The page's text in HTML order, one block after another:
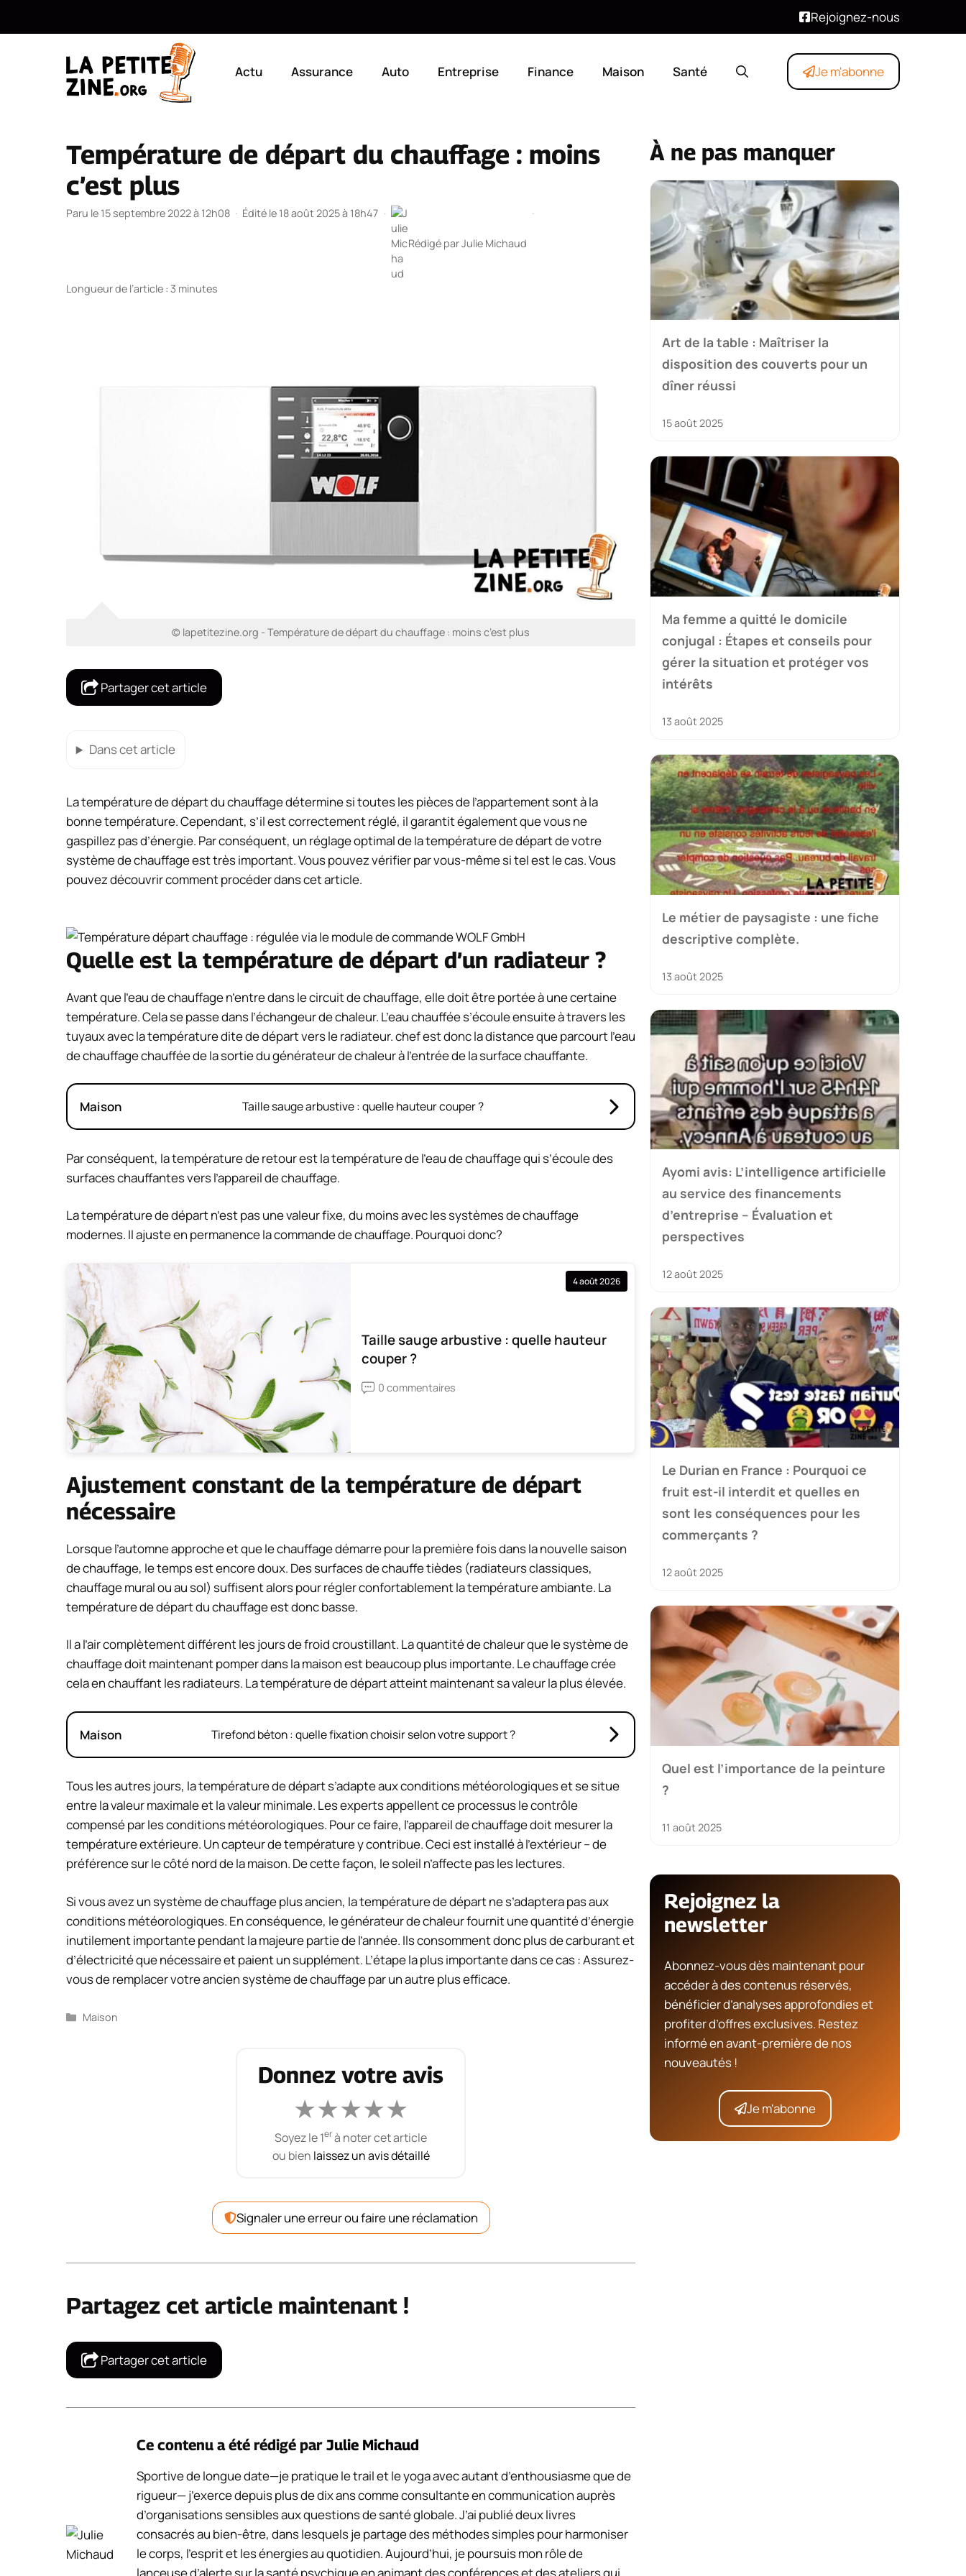
Rejoignez-nous
Actu Assurance Auto Entreprise Finance Maison Santé Je m'abonne
Température de départ du chauffage : moins
c’est plus
Paru le 15 septembre 2022 à 12h08 · Édité le 18 août 2025 à 18h47 ·
Rédigé parJulie Michaud
·
Longueur de l’article : 3 minutes
© lapetitezine.org - Température de départ du chauffage : moins c’est plus
Partager cet article
Dans cet article
La température de départ du chauffage détermine si toutes les pièces de l’appartement sont à la
bonne température. Cependant, s’il est correctement réglé, il garantit également que vous ne
gaspillez pas d’énergie. Par conséquent, un réglage optimal de la température de départ de votre
système de chauffage est très important. Vous pouvez vérifier par vous-même si tel est le cas. Vous
pouvez découvrir comment procéder dans cet article.
Quelle est la température de départ d’un radiateur ?
Avant que l’eau de chauffage n’entre dans le circuit de chauffage, elle doit être portée à une certaine
température. Cela se passe dans l’échangeur de chaleur. L’eau chauffée s’écoule ensuite à travers les
tuyaux avec la température dite de départ vers le radiateur.chefest donc la distance que parcourt l’eau
de chauffage chauffée de la sortie du générateur de chaleur à l’entrée de la surface chauffante.
Maison Taille sauge arbustive : quelle hauteur couper ?
Par conséquent, la température de retour est la température de l’eau de chauffage qui s’écoule des
surfaces chauffantes vers l’appareil de chauffage.
La température de départ n’est pas une valeur fixe, du moins avec les systèmes de chauffage
modernes. Il ajuste en permanence la commande de chauffage. Pourquoi donc?
4 août 2026
Taille sauge arbustive : quelle hauteur
couper ?
0 commentaires
Ajustement constant de la température de départ
nécessaire
Lorsque l’automne approche et que le chauffage démarre pour la première fois dans la nouvelle saison
de chauffage, le temps est encore doux. Des surfaces de chauffe tièdes (radiateurs classiques,
chauffage mural ou au sol) suffisent alors pour régler confortablement la température ambiante. La
température de départ du chauffage est donc basse.
Il a l’air complètement différent les jours de froid croustillant. La quantité de chaleur que le système de
chauffage doit maintenant pomper dans la maison est beaucoup plus importante. Le chauffage crée
cela en chauffant les radiateurs. La température de départ atteint maintenant sa valeur la plus élevée.
Maison Tirefond béton : quelle fixation choisir selon votre support ?
Tous les autres jours, la température de départ s’adapte aux conditions météorologiques et se situe
entre la valeur maximale et la valeur minimale. Les experts appellent ce processus le contrôle
compensé par les conditions météorologiques. Pour ce faire, l’appareil de chauffage doit mesurer la
température extérieure. Un capteur de température y contribue. Ceci est installé à l’extérieur – de
préférence sur le côté nord de la maison. De cette façon, le soleil n’affecte pas les lectures.
Si vous avez un système de chauffage plus ancien, la température de départ ne s’adaptera pas aux
conditions météorologiques. En conséquence, le générateur de chaleur fournit une quantité d’énergie
inutilement importante pendant la majeure partie de l’année. Ils consomment donc plus de carburant et
d’électricité que nécessaire et paient un supplément. L’étape la plus importante dans ce cas : Assurez-
vous de remplacer votre ancien système de chauffage par un autre plus efficace.
Catégories
Maison
Donnez votre avis
★★★★★
Soyez le 1erà noter cet article
ou bien laissez un avis détaillé
Signaler une erreur ou faire une réclamation
Partagez cet article maintenant !
Partager cet article
Ce contenu a été rédigé par Julie Michaud
Sportive de longue date—je pratique le trail et le yoga avec autant d’enthousiasme que de
rigueur— j’exerce depuis plus de dix ans comme consultante en communication auprès
d’organisations sensibles aux questions de santé globale. J’ai publié deux livres
consacrés au bien-être, dans lesquels je partage des méthodes simples pour harmoniser
le corps, l’esprit et les énergies au quotidien. Aujourd’hui, je poursuis mon rôle de
lanceuse d’alerte sur la santé psychique en animant des conférences et des ateliers qui
À ne pas manquer
Art de la table : Maîtriser la
disposition des couverts pour un
dîner réussi
15 août 2025
Ma femme a quitté le domicile
conjugal : Étapes et conseils pour
gérer la situation et protéger vos
intérêts
13 août 2025
Le métier de paysagiste : une fiche
descriptive complète.
13 août 2025
Ayomi avis: L’intelligence artificielle
au service des financements
d’entreprise – Évaluation et
perspectives
12 août 2025
Le Durian en France : Pourquoi ce
fruit est-il interdit et quelles en
sont les conséquences pour les
commerçants ?
12 août 2025
Quel est l’importance de la peinture
?
11 août 2025
Rejoignez la
newsletter
Abonnez-vous dès maintenant pour
accéder à des contenus réservés,
bénéficier d’analyses approfondies et
profiter d’offres exclusives. Restez
informé en avant-première de nos
nouveautés !
Je m'abonne